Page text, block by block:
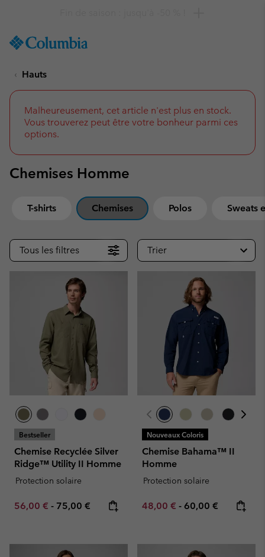
TO
SKIP
NAV
SKIP
TO
SEARCH
Hauts
Malheureusement, cet article n'est plus en stock.
Vous trouverez peut être votre bonheur parmi ces
options.
Chemises Homme
T-shirts Chemises Polos Sweats
Tous les filtres Trier
Bestseller
Chemise Recyclée Silver
Ridge™ Utility II Homme
Protection solaire
Minimum sale price:
56,00 € - Maximum price:
75,00 €
Nouveaux Coloris
Chemise Bahama™ II
Homme
Protection solaire
Minimum sale price:
48,00 € - Maximum price:
60,00 €